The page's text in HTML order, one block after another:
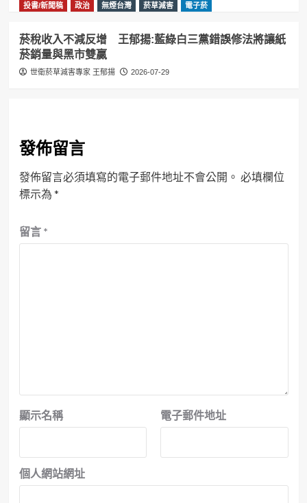
投書/新聞稿 政治 無煙台灣 菸草減害 電子菸
菸稅收入不減反增 王郁揚:藍綠白三黨錯誤修法將讓紙
菸銷量與黑市雙贏
世衛菸草減害專家 王郁揚 2026-07-29
發佈留言
發佈留言必須填寫的電子郵件地址不會公開。 必填欄位
標示為 *
留言 *
顯示名稱 電子郵件地址
個人網站網址